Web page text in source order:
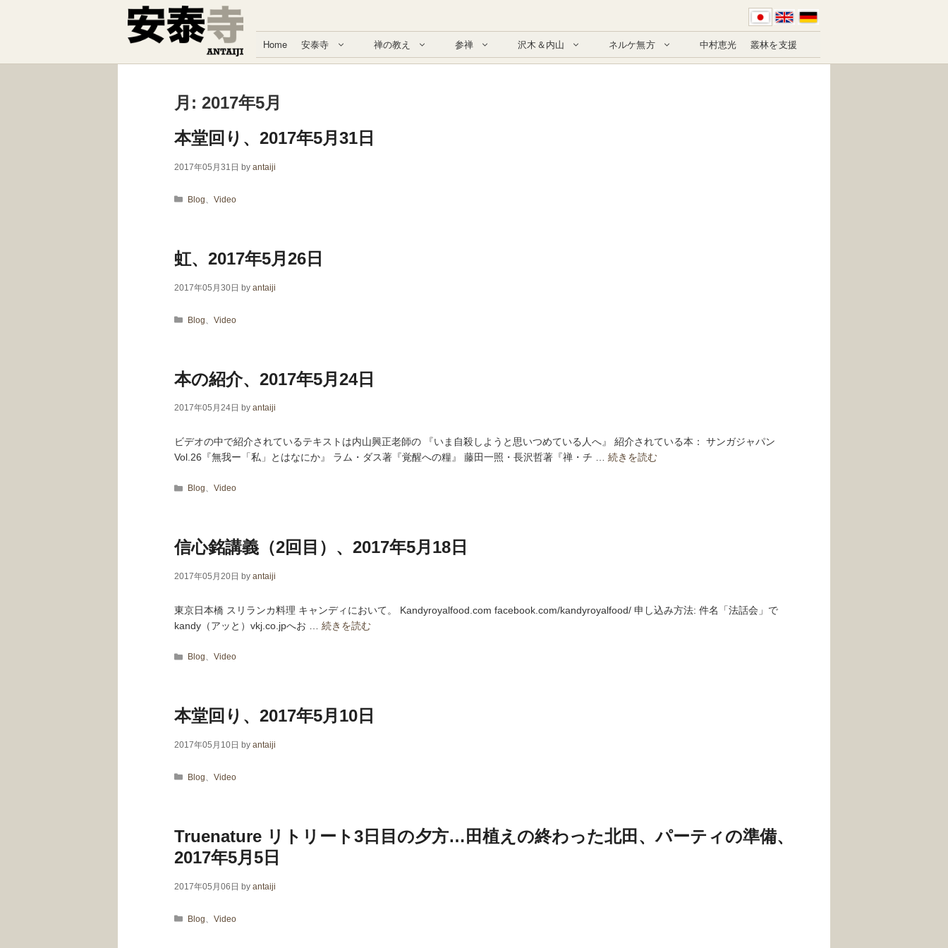
Home 安泰寺 禅の教え 参禅 沢木＆内山 ネルケ無方 中村恵光 叢林を支援
月: 2017年5月
本堂回り、2017年5月31日
2017年05月31日 by antaiji
カテゴリー
Blog 、Video
虹、2017年5月26日
2017年05月30日 by antaiji
カテゴリー
Blog 、Video
本の紹介、2017年5月24日
2017年05月24日 by antaiji
ビデオの中で紹介されているテキストは内山興正老師の 『いま自殺しようと思いつめている人へ』 紹介されている本： サンガジャパン
Vol.26『無我ー「私」とはなにか』 ラム・ダス著『覚醒への糧』 藤田一照・長沢哲著『禅・チ … 続きを読む
カテゴリー
Blog、Video
信心銘講義（2回目）、2017年5月18日
2017年05月20日 by antaiji
東京日本橋 スリランカ料理 キャンディにおいて。 Kandyroyalfood.com facebook.com/kandyroyalfood/ 申し込み方法: 件名「法話会」で
kandy（アッと）vkj.co.jpへお … 続きを読む
カテゴリー
Blog、Video
本堂回り、2017年5月10日
2017年05月10日 by antaiji
カテゴリー
Blog、Video
Truenature リトリート3日目の夕方…田植えの終わった北田、パーティの準備、
2017年5月5日
2017年05月06日 by antaiji
カテゴリー
Blog 、Video